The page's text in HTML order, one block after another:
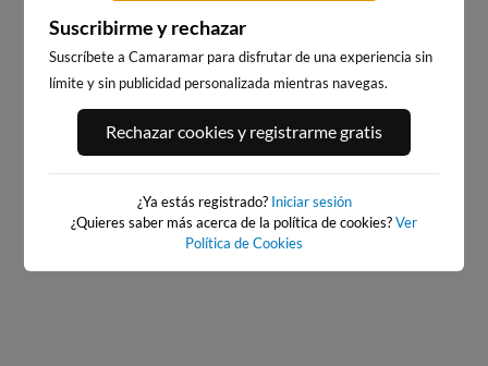
27km · Baiona
0.1 m CHOPI
BAIONA_SANTA_MARTA
27km · Baiona
Suscribirme y rechazar
Suscríbete a Camaramar para disfrutar de una experiencia sin
límite y sin publicidad personalizada mientras navegas.
Rechazar cookies y registrarme gratis
¿Ya estás registrado? Iniciar sesión
¿Quieres saber más acerca de la política de cookies?Ver
Política de Cookies